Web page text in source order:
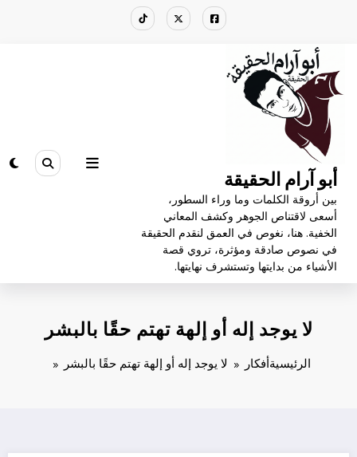
أبو آرام الحقيقة
بين أروقة الكلمات وما وراء السطور،
أسعى لاقتناص الجوهر وكشف المعاني
الخفية. هنا، نغوص في العمق لنقدم الحقيقة
في نصوص صادقة ومؤثرة، تروي قصة
الأشياء من بدايتها وتستشرف نهايتها.
لا يوجد إله أو إلهة تهتم حقًا بالبشر
الرئيسيةأفكار لا يوجد إله أو إلهة تهتم حقًا بالبشر